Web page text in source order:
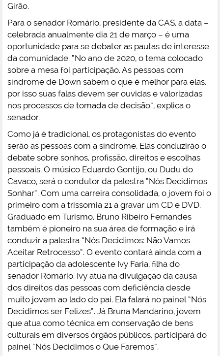
Girão.
Para o senador Romário, presidente da CAS, a data –
celebrada anualmente dia 21 de março – é uma
oportunidade para se debater as pautas de interesse
da comunidade. “No ano de 2020, o tema colocado
sobre a mesa foi participação. As pessoas com
síndrome de Down sabem o que é melhor para elas,
por isso suas falas devem ser ouvidas e valorizadas
nos processos de tomada de decisão”, explica o
senador.
Como já é tradicional, os protagonistas do evento
serão as pessoas com a síndrome. Elas conduzirão o
debate sobre sonhos, profissão, direitos e escolhas
pessoais. O músico Eduardo Gontijo, ou Dudu do
Cavaco, será o condutor da palestra “Nós Decidimos
Sonhar”. Com uma carreira consolidada, o jovem foi o
primeiro com a trissomia 21 a gravar um CD e DVD.
Graduado em Turismo, Bruno Ribeiro Fernandes
também é pioneiro na sua área de formação e irá
conduzir a palestra “Nós Decidimos: Não Vamos
Aceitar Retrocesso”. O evento contará ainda com a
participação da adolescente Ivy Faria, filha do
senador Romário. Ivy atua na divulgação da causa
dos direitos das pessoas com deficiência desde
muito jovem ao lado do pai. Ela falará no painel “Nós
Decidimos ser Felizes”. Já Bruna Mandarino, jovem
que atua como técnica em conservação de bens
culturais em diversos órgãos públicos, participará do
painel “Nós Decidimos o Que Faremos”.